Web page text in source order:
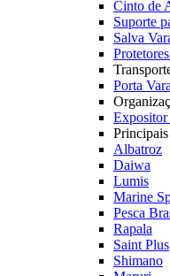
Cinto de
Suporte
Salva
Porta
Expositor
Albatroz
Daiwa
Lumis
Marine
Pesca
Rapala
Saint Plus
Shimano